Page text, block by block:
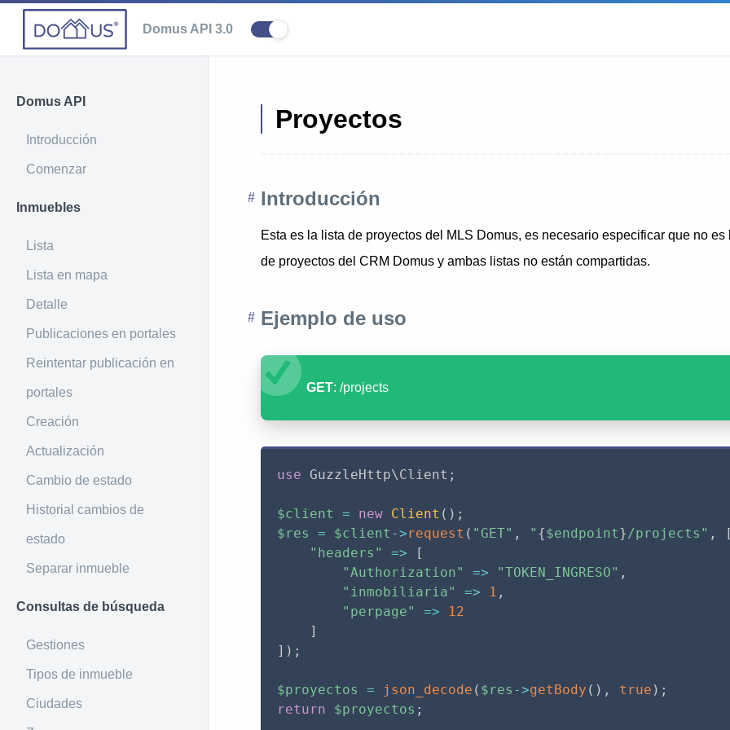
Domus API 3.0
Domus API
Introducción
Comenzar
Inmuebles
Lista
Lista en mapa
Detalle
Publicaciones en portales
Reintentar publicación en
portales
Creación
Actualización
Cambio de estado
Historial cambios de
estado
Separar inmueble
Consultas de búsqueda
Gestiones
Tipos de inmueble
Ciudades
Proyectos
Introducción
Esta es la lista de proyectos del MLS Domus, es necesario especificar que no es
de proyectos del CRM Domus y ambas listas no están compartidas.
Ejemplo de uso
GET: /projects
use GuzzleHttp\Client ;
$client = new Client ( ) ;
$res
= $client ->request ( "GET" , " {$endpoint}/projects" ,
"headers"
=>
[
"Authorization"
=> "TOKEN_INGRESO" ,
"inmobiliaria"
=> 1 ,
"perpage"
=>
12
]
] ) ;
$proyectos = json_decode ( $res ->getBody ( ) , true ) ;
return
$proyectos ;